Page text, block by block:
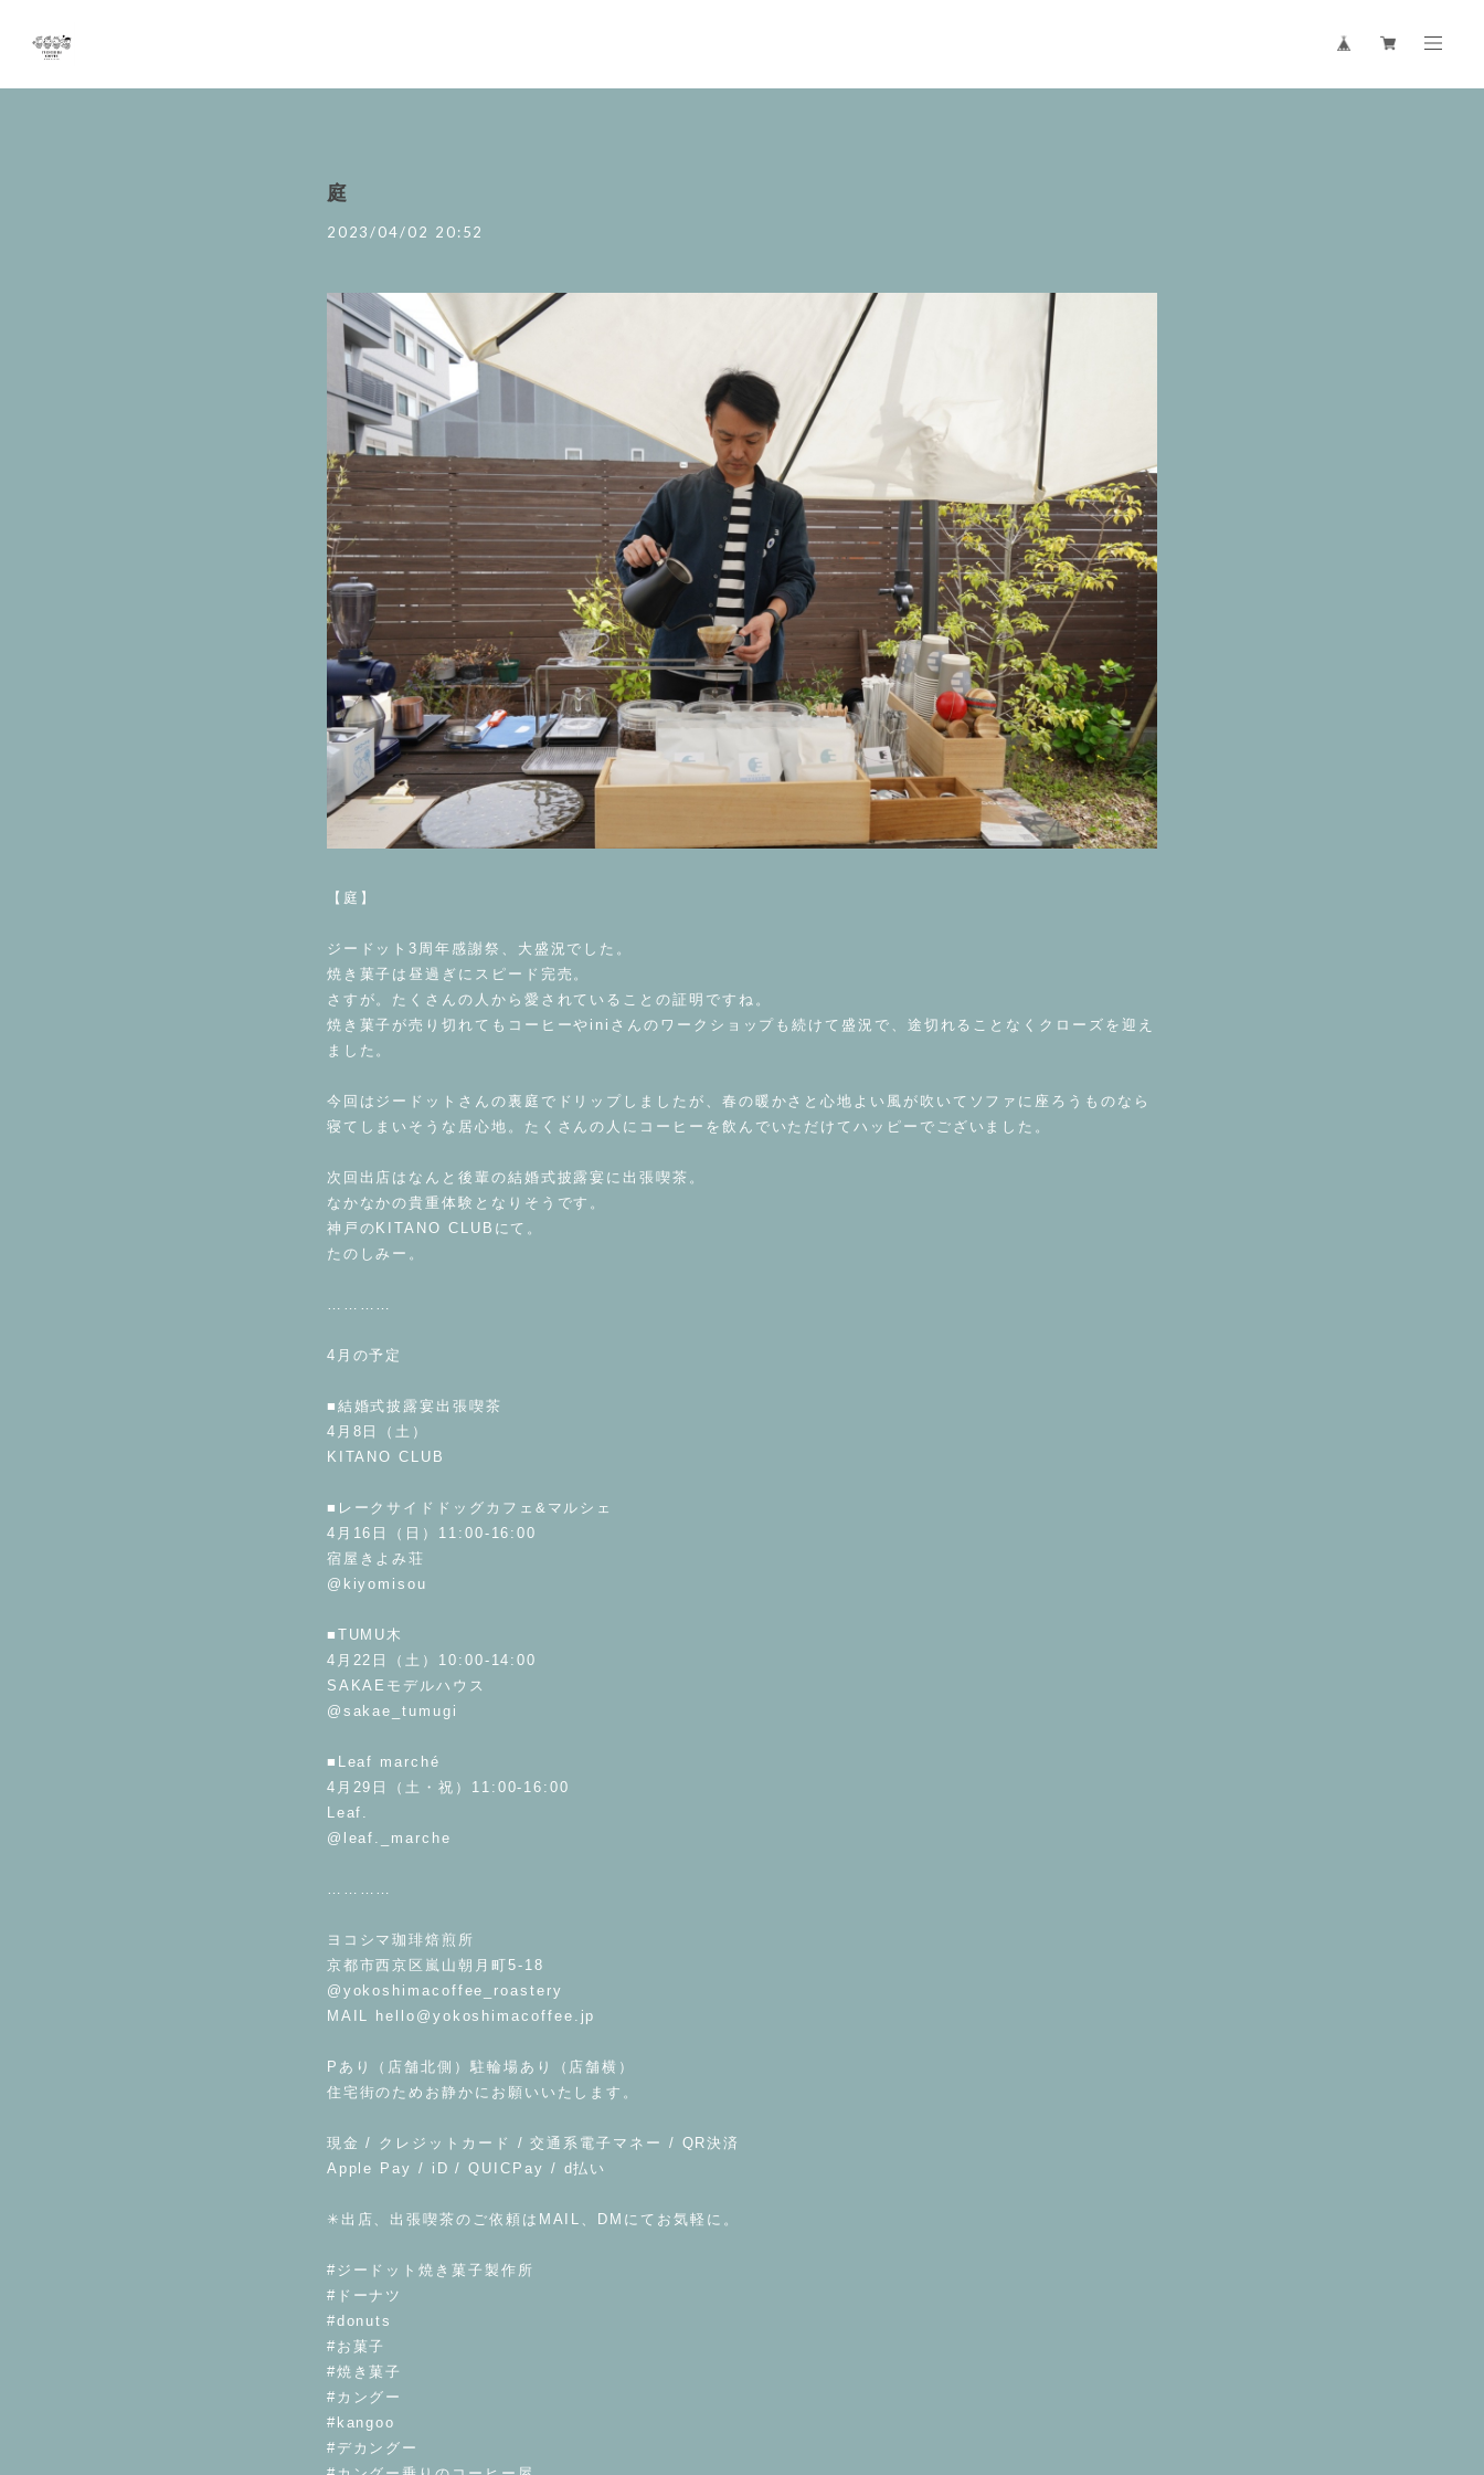
庭
2023/04/02 20:52
【庭】
ジードット3周年感謝祭、大盛況でした。
焼き菓子は昼過ぎにスピード完売。
さすが。たくさんの人から愛されていることの証明ですね。
焼き菓子が売り切れてもコーヒーやiniさんのワークショップも続けて盛況で、途切れることなくクローズを迎え
ました。
今回はジードットさんの裏庭でドリップしましたが、春の暖かさと心地よい風が吹いてソファに座ろうものなら
寝てしまいそうな居心地。たくさんの人にコーヒーを飲んでいただけてハッピーでございました。
次回出店はなんと後輩の結婚式披露宴に出張喫茶。
なかなかの貴重体験となりそうです。
神戸のKITANO CLUBにて。
たのしみー。
…………
4月の予定
■結婚式披露宴出張喫茶
4月8日（土）
KITANO CLUB
■レークサイドドッグカフェ&マルシェ
4月16日（日）11:00-16:00
宿屋きよみ荘
@kiyomisou
■TUMU木
4月22日（土）10:00-14:00
SAKAEモデルハウス
@sakae_tumugi
■Leaf marché
4月29日（土・祝）11:00-16:00
Leaf.
@leaf._marche
…………
ヨコシマ珈琲焙煎所
京都市西京区嵐山朝月町5-18
@yokoshimacoffee_roastery
MAIL
hello@yokoshimacoffee.jp
Pあり（店舗北側）駐輪場あり（店舗横）
住宅街のためお静かにお願いいたします。
現金 / クレジットカード / 交通系電子マネー / QR決済
Apple Pay / iD / QUICPay / d払い
✳︎出店、出張喫茶のご依頼はMAIL、DMにてお気軽に。
#ジードット焼き菓子製作所
#ドーナツ
#donuts
#お菓子
#焼き菓子
#カングー
#kangoo
#デカングー